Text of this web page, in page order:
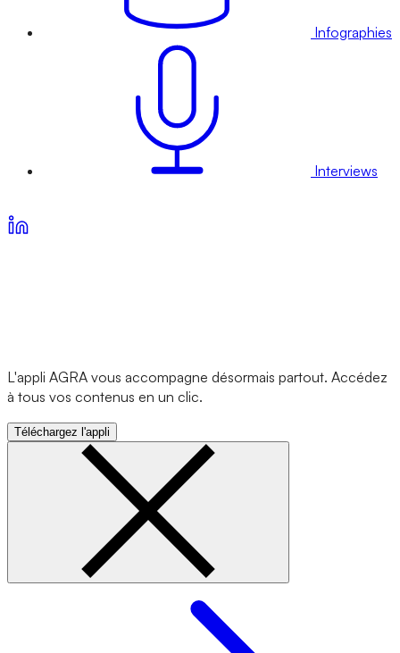
Infographies
Interviews
L'appli AGRA vous accompagne désormais partout. Accédez
à tous vos contenus en un clic.
Téléchargez l'appli